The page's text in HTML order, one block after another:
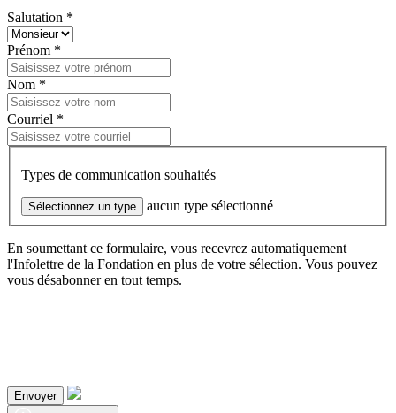
Salutation *
Prénom *
Nom *
Courriel *
Types de communication souhaités
Sélectionnez un type aucun type sélectionné
En soumettant ce formulaire, vous recevrez automatiquement
l'Infolettre de la Fondation en plus de votre sélection. Vous pouvez
vous désabonner en tout temps.
Envoyer